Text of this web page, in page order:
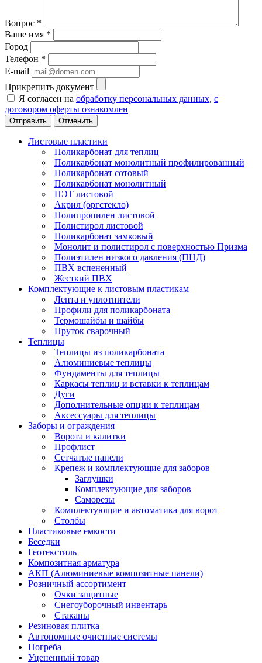
Вопрос *
Ваше имя *
Город
Телефон *
E-mail
Прикрепить документ
Я согласен на обработку персональных данных, с
договором оферты ознакомлен
Отменить
Листовые пластики
Поликарбонат для теплиц
Поликарбонат монолитный профилированный
Поликарбонат сотовый
Поликарбонат монолитный
ПЭТ листовой
Акрил (оргстекло)
Полипропилен листовой
Полистирол листовой
Поликарбонат замковый
Монолит и полистирол с поверхностью Призма
Полиэтилен низкого давления (ПНД)
ПВХ вспененный
Жесткий ПВХ
Комплектующие к листовым пластикам
Лента и уплотнители
Профили для поликарбоната
Термошайбы и шайбы
Пруток сварочный
Теплицы
Теплицы из поликарбоната
Алюминиевые теплицы
Фундаменты для теплицы
Каркасы теплиц и вставки к теплицам
Дуги
Дополнительные опции к теплицам
Аксессуары для теплицы
Заборы и ограждения
Ворота и калитки
Профлист
Сетчатые панели
Крепеж и комплектующие для заборов
Заглушки
Комплектующие для заборов
Саморезы
Комплектующие и автоматика для ворот
Столбы
Пластиковые емкости
Беседки
Геотекстиль
Композитная арматура
АКП (Алюминиевые композитные панели)
Розничный ассортимент
Очки защитные
Снегоуборочный инвентарь
Стаканы
Резиновая плитка
Автономные очистные системы
Погреба
Уцененный товар